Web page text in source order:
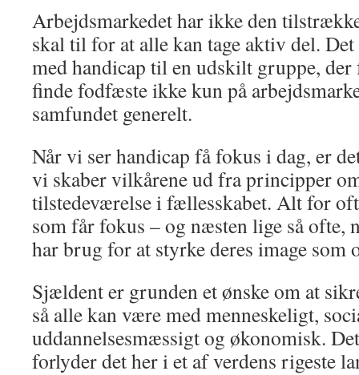
Arbejdsmarkedet har ikke den
skal til for at alle kan tage aktiv del.
med handicap til en udskilt gruppe,
finde fodfæste ikke kun på
samfundet generelt.
Når vi ser handicap få fokus i dag, er
vi skaber vilkårene ud fra principper
tilstedeværelse i fællesskabet. Alt for
som får fokus – og næsten lige så ofte,
har brug for at styrke deres image som
Sjældent er grunden et ønske om at
så alle kan være med menneskeligt,
uddannelsesmæssigt og økonomisk.
forlyder det her i et af verdens rigeste